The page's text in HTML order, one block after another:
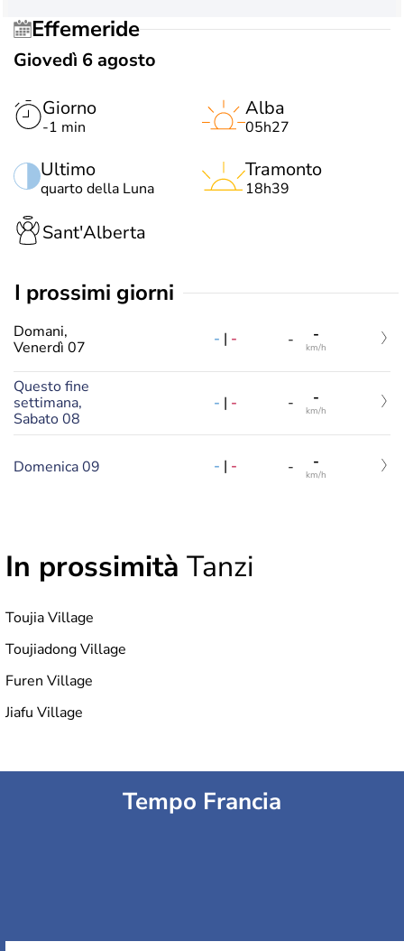
Effemeride
Giovedì 6 agosto
Giorno
-1 min
Ultimo
quarto della Luna
Alba
05h27
Tramonto
18h39
Sant'Alberta
i prossimi giorni
Domani,
Venerdì 07
- | - - -
km/h
Questo fine
settimana,
Sabato 08
- | - - -
km/h
Domenica 09 - | - - -
km/h
In prossimità Tanzi
Toujia Village
Toujiadong Village
Furen Village
Jiafu Village
Tempo Francia